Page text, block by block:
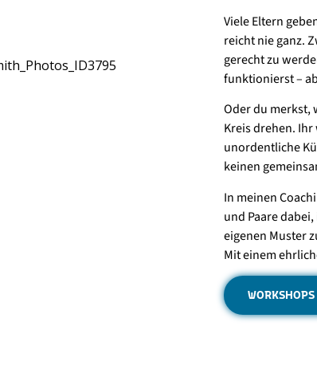
Viele Eltern
reicht nie ganz.
gerecht zu
funktionierst –
Oder du merkst,
Kreis drehen.
unordentliche
keinen
In meinen
und Paare
eigenen Muster
Mit einem